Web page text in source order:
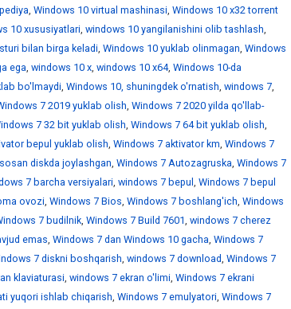
, Windows 10 virtual mashinasi, Windows 10 x32 torrent
10 xususiyatlari, windows 10 yangilanishini olib tashlash,
bilan birga keladi, Windows 10 yuklab olinmagan, Windows
ega, windows 10 х, windows 10 х64, Windows 10-da
bo'lmaydi, Windows 10, shuningdek o'rnatish, windows 7,
7 2019 yuklab olish, Windows 7 2020 yilda qo'llab-
7 32 bit yuklab olish, Windows 7 64 bit yuklab olish,
bepul yuklab olish, Windows 7 aktivator km, Windows 7
diskda joylashgan, Windows 7 Autozagruska, Windows 7
7 barcha versiyalari, windows 7 bepul , Windows 7 bepul
ovozi, Windows 7 Bios, Windows 7 boshlang'ich, Windows
7 budilnik, Windows 7 Build 7601, windows 7 cherez
emas, Windows 7 dan Windows 10 gacha, Windows 7
7 diskni boshqarish, windows 7 download, Windows 7
klaviaturasi, windows 7 ekran o'limi, Windows 7 ekrani
yuqori ishlab chiqarish, Windows 7 emulyatori, Windows 7